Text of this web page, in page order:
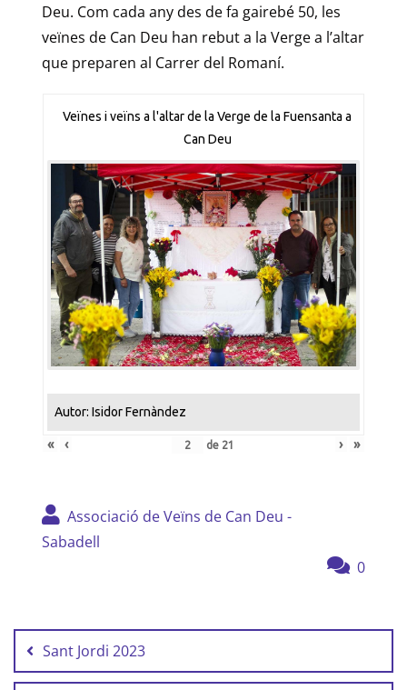
Deu. Com cada any des de fa gairebé 50, les
veïnes de Can Deu han rebut a la Verge a l’altar
que preparen al Carrer del Romaní.
Veïnes i veïns a l'altar de la Verge de la Fuensanta a
Can Deu
Autor: Isidor Fernàndez
« ‹ de 21 › »
Associació de Veïns de Can Deu -
Sabadell
0
d'entrades
Sant Jordi 2023